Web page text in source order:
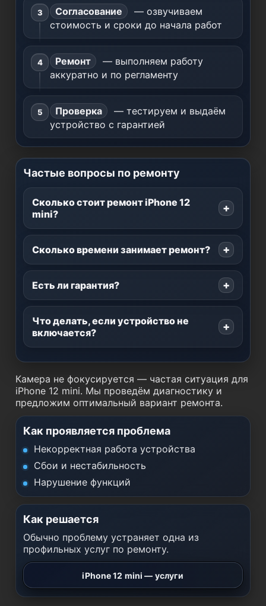
Согласование
— озвучиваем
стоимость и сроки до начала работ
Ремонт
— выполняем работу
аккуратно и по регламенту
Проверка
— тестируем и выдаём
устройство с гарантией
Частые вопросы по ремонту
Сколько стоит ремонт iPhone 12
mini?
Сколько времени занимает ремонт?
Есть ли гарантия?
Что делать, если устройство не
включается?
Камера не фокусируется — частая ситуация для
iPhone 12 mini. Мы проведём диагностику и
предложим оптимальный вариант ремонта.
Как проявляется проблема
Некорректная работа устройства
Сбои и нестабильность
Нарушение функций
Как решается
Обычно проблему устраняет одна из
профильных услуг по ремонту.
iPhone 12 mini — услуги